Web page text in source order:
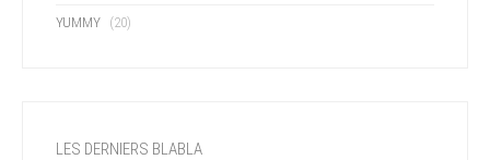
YUMMY (20)
LES DERNIERS BLABLA